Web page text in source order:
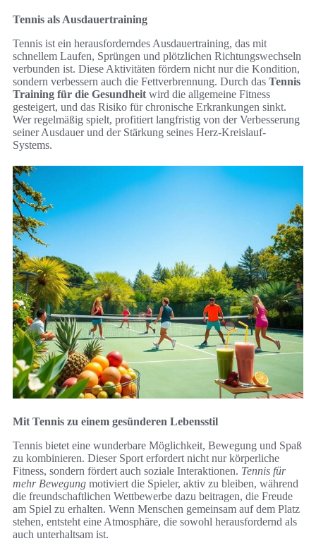
Tennis als Ausdauertraining
Tennis ist ein herausforderndes Ausdauertraining, das mit
schnellem Laufen, Sprüngen und plötzlichen Richtungswechseln
verbunden ist. Diese Aktivitäten fördern nicht nur die Kondition,
sondern verbessern auch die Fettverbrennung. Durch das Tennis
Training für die Gesundheit wird die allgemeine Fitness
gesteigert, und das Risiko für chronische Erkrankungen sinkt.
Wer regelmäßig spielt, profitiert langfristig von der Verbesserung
seiner Ausdauer und der Stärkung seines Herz-Kreislauf-
Systems.
Mit Tennis zu einem gesünderen Lebensstil
Tennis bietet eine wunderbare Möglichkeit, Bewegung und Spaß
zu kombinieren. Dieser Sport erfordert nicht nur körperliche
Fitness, sondern fördert auch soziale Interaktionen. Tennis für
mehr Bewegung motiviert die Spieler, aktiv zu bleiben, während
die freundschaftlichen Wettbewerbe dazu beitragen, die Freude
am Spiel zu erhalten. Wenn Menschen gemeinsam auf dem Platz
stehen, entsteht eine Atmosphäre, die sowohl herausfordernd als
auch unterhaltsam ist.